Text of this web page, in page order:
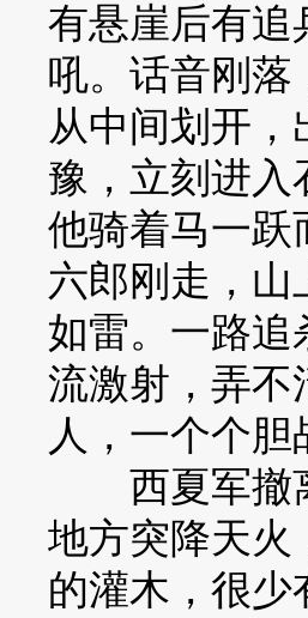
有悬崖后有追
吼。话音刚落
从中间划开
豫，立刻进入
他骑着马一跃
六郎刚走，
如雷。一路追
流激射，弄不
人，一个个
西夏军撤离
地方突降天火
的灌木，很